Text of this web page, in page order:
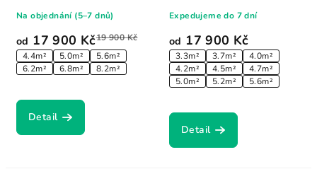
od 17 900 Kč19 900 Kč
4.4m² 5.0m²
5.6m²
6.2m²
6.8m² 8.2m²
Na objednání (5–7 dnů)
Detail
od 17 900 Kč
3.3m² 3.7m²
4.0m²
4.2m²
4.5m²
4.7m²
5.0m²
5.2m² 5.6m²
Expedujeme do 7 dní
Detail